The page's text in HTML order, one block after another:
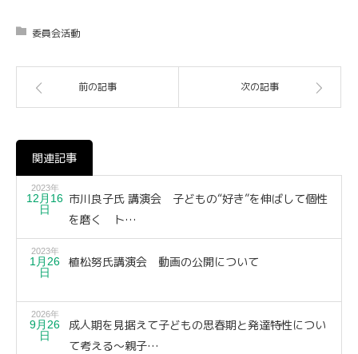
委員会活動
前の記事 次の記事
関連記事
2023年
12月16
日
市川良子氏 講演会 子どもの“好き”を伸ばして個性
を磨く ト…
2023年
1月26
日
植松努氏講演会 動画の公開について
2026年
9月26
日
成人期を見据えて子どもの思春期と発達特性につい
て考える～親子…